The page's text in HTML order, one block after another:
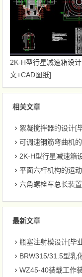
2K-H型行星减速箱设
文+CAD图纸]
相关文章
絮凝搅拌器的设计[
可调速钢筋弯曲机
2K-H型行星减速箱
平面六杆机构的运
六角螺栓车总长装
最新文章
瓶塞注射模设计[毕
BRW315/31.5型乳
WZ45-40装载工作